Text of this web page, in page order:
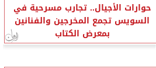
حوارات الأجيال.. تجارب مسرحية في
السويس تجمع المخرجين والفنانين
بمعرض الكتاب